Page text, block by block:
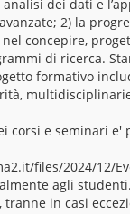
dei dati e
2) la
concepire,
di ricerca.
formativo
corsi e seminari e'
files/2024/12/
agli
tranne in casi